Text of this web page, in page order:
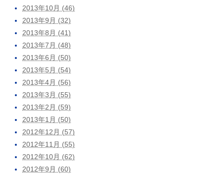
2013年10月 (46)
2013年9月 (32)
2013年8月 (41)
2013年7月 (48)
2013年6月 (50)
2013年5月 (54)
2013年4月 (56)
2013年3月 (55)
2013年2月 (59)
2013年1月 (50)
2012年12月 (57)
2012年11月 (55)
2012年10月 (62)
2012年9月 (60)